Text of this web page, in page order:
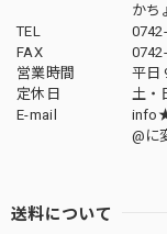
かち
TEL
FAX
営業時間
平日
定休日
土・
E-mail
@に
送料について